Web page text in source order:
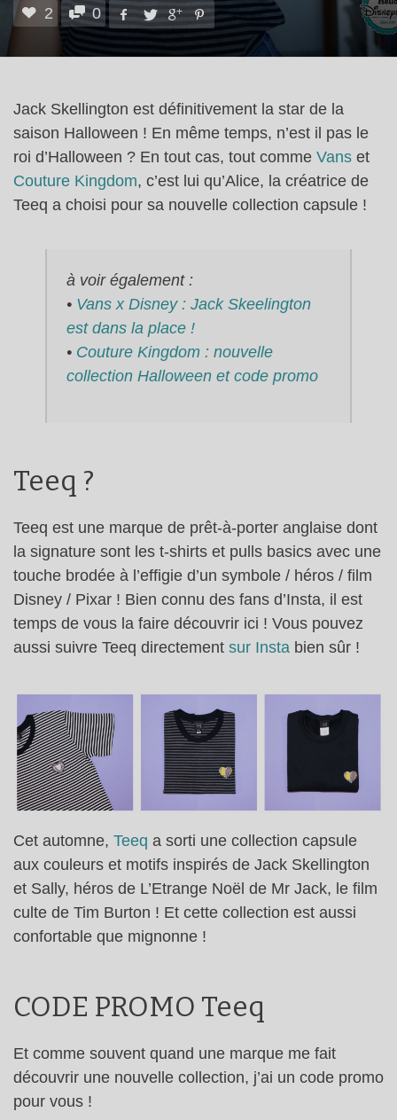
2 0
Jack Skellington est définitivement la star de la
saison Halloween ! En même temps, n’est il pas le
roi d’Halloween ? En tout cas, tout comme Vans et
Couture Kingdom, c’est lui qu’Alice, la créatrice de
Teeq a choisi pour sa nouvelle collection capsule !
à voir également :
• Vans x Disney : Jack Skeelington
est dans la place !
• Couture Kingdom : nouvelle
collection Halloween et code promo
Teeq ?
Teeq est une marque de prêt-à-porter anglaise dont
la signature sont les t-shirts et pulls basics avec une
touche brodée à l’effigie d’un symbole / héros / film
Disney / Pixar ! Bien connu des fans d’Insta, il est
temps de vous la faire découvrir ici ! Vous pouvez
aussi suivre Teeq directement sur Insta bien sûr !
Cet automne, Teeq a sorti une collection capsule
aux couleurs et motifs inspirés de Jack Skellington
et Sally, héros de L’Etrange Noël de Mr Jack, le film
culte de Tim Burton ! Et cette collection est aussi
confortable que mignonne !
CODE PROMO Teeq
Et comme souvent quand une marque me fait
découvrir une nouvelle collection, j’ai un code promo
pour vous !